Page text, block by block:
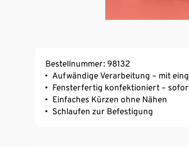
Bestellnummer: 98132
Aufwändige Verarbeitung – mit
Fensterfertig konfektioniert –
Einfaches Kürzen ohne Nähen
Schlaufen zur Befestigung